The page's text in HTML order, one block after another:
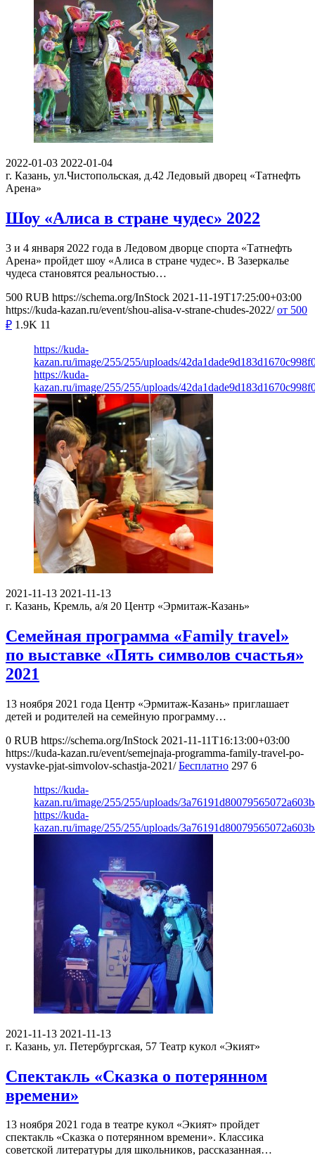
2022-01-03 2022-01-04
г. Казань, ул.Чистопольская, д.42 Ледовый дворец «Татнефть
Арена»
Шоу «Алиса в стране чудес» 2022
3 и 4 января 2022 года в Ледовом дворце спорта «Татнефть
Арена» пройдет шоу «Алиса в стране чудес». В Зазеркалье
чудеса становятся реальностью…
500 RUB https://schema.org/InStock 2021-11-19T17:25:00+03:00
https://kuda-kazan.ru/event/shou-alisa-v-strane-chudes-2022/ от 500
₽ 1.9K 11
https://kuda-
kazan.ru/image/255/255/uploads/
https://kuda-
kazan.ru/image/255/255/uploads/
2021-11-13 2021-11-13
г. Казань, Кремль, а/я 20 Центр «Эрмитаж-Казань»
Семейная программа «Family travel»
по выставке «Пять символов счастья»
2021
13 ноября 2021 года Центр «Эрмитаж-Казань» приглашает
детей и родителей на семейную программу…
0 RUB https://schema.org/InStock 2021-11-11T16:13:00+03:00
https://kuda-kazan.ru/event/semejnaja-programma-family-travel-po-
vystavke-pjat-simvolov-schastja-2021/ Бесплатно 297 6
https://kuda-
kazan.ru/image/255/255/uploads/
https://kuda-
kazan.ru/image/255/255/uploads/
2021-11-13 2021-11-13
г. Казань, ул. Петербургская, 57 Театр кукол «Экият»
Спектакль «Сказка о потерянном
времени»
13 ноября 2021 года в театре кукол «Экият» пройдет
спектакль «Сказка о потерянном времени». Классика
советской литературы для школьников, рассказанная…